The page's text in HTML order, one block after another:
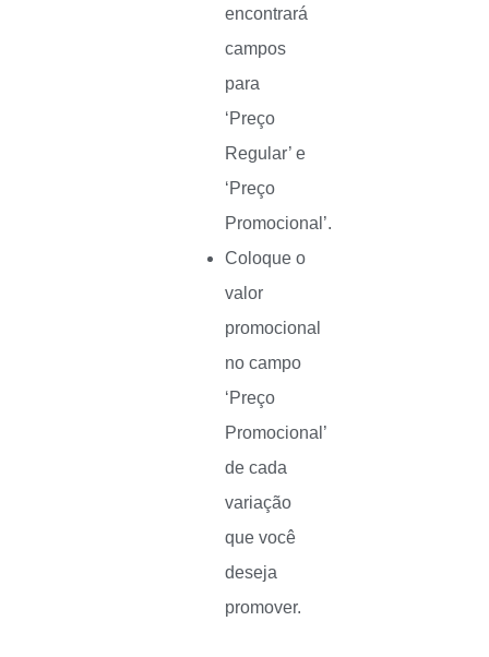
encontrará
campos
para
‘Preço
Regular’ e
‘Preço
Promocional’.
Coloque o
valor
promocional
no campo
‘Preço
Promocional’
de cada
variação
que você
deseja
promover.